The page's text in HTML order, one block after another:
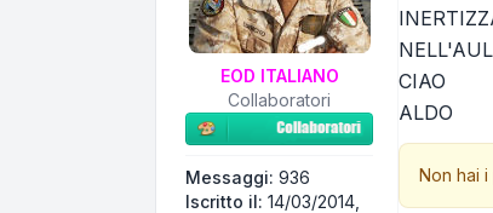
EOD ITALIANO
Collaboratori
Messaggi: 936
Iscritto il: 14/03/2014,
CIAO
ALDO
Non hai